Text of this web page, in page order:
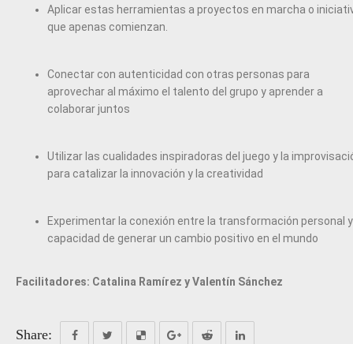
Aplicar estas herramientas a proyectos en marcha o
que apenas comienzan.
Conectar con autenticidad con otras personas para
aprovechar al máximo el talento del grupo y aprender a
colaborar juntos
Utilizar las cualidades inspiradoras del juego y la
para catalizar la innovación y la creatividad
Experimentar la conexión entre la transformación personal
capacidad de generar un cambio positivo en el mundo
Facilitadores: Catalina Ramírez y Valentín Sánchez
Share: